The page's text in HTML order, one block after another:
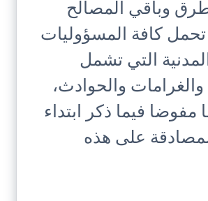
وباقي المصالح
تحمل كافة المسؤوليات
التي تشمل
والحوادث،
مفوضا فيما ذكر ابتداء
على هذه